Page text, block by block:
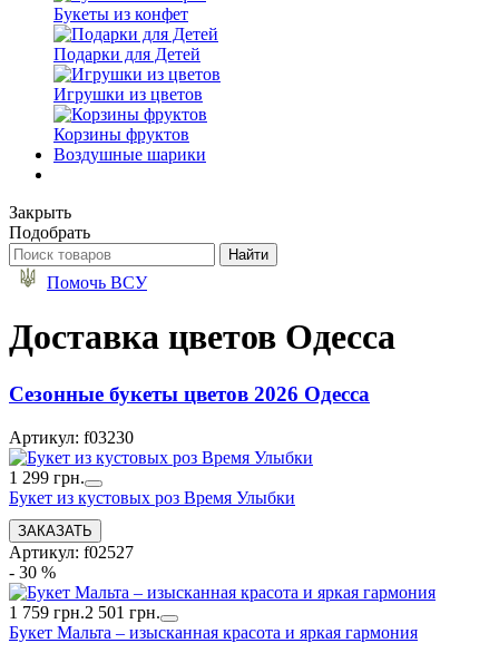
Букеты из конфет
Подарки для Детей
Игрушки из цветов
Корзины фруктов
Воздушные шарики
Закрыть
Подобрать
Помочь ВСУ
Доставка цветов Одесса
Сезонные букеты цветов 2026 Одесса
Артикул: f03230
1 299 грн.
Букет из кустовых роз Время Улыбки
Артикул: f02527
- 30 %
1 759 грн.2 501 грн.
Букет Мальта – изысканная красота и яркая гармония